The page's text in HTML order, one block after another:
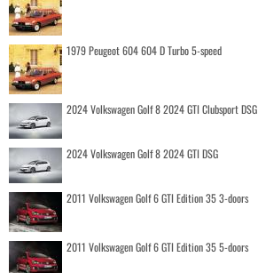
1979 Peugeot 604 604 D Turbo 5-speed
2024 Volkswagen Golf 8 2024 GTI Clubsport DSG
2024 Volkswagen Golf 8 2024 GTI DSG
2011 Volkswagen Golf 6 GTI Edition 35 3-doors
2011 Volkswagen Golf 6 GTI Edition 35 5-doors